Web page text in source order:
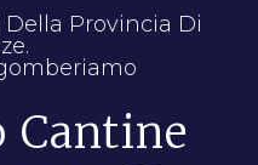
Provincia Di
Cantine